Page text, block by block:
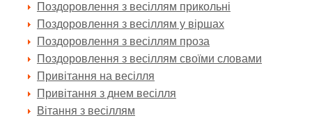
Поздоровлення з весіллям прикольні
Поздоровлення з весіллям у віршах
Поздоровлення з весіллям проза
Поздоровлення з весіллям своїми словами
Привітання на весілля
Привітання з днем весілля
Вітання з весіллям